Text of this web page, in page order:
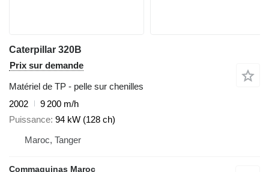
Caterpillar 320B
Prix sur demande
Matériel de TP - pelle sur chenilles
2002
9 200 m/h
Puissance 94 kW (128 ch)
Maroc, Tanger
Commaquinas Maroc